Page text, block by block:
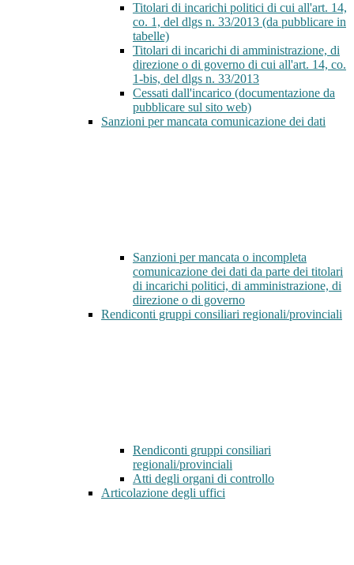
Titolari di incarichi politici di cui all'art. 14,
co. 1, del dlgs n. 33/2013 (da pubblicare in
tabelle)
Titolari di incarichi di amministrazione, di
direzione o di governo di cui all'art. 14, co.
1-bis, del dlgs n. 33/2013
Cessati dall'incarico (documentazione da
pubblicare sul sito web)
Sanzioni per mancata comunicazione dei dati
Sanzioni per mancata o incompleta
comunicazione dei dati da parte dei titolari
di incarichi politici, di amministrazione, di
direzione o di governo
Rendiconti gruppi consiliari regionali/provinciali
Rendiconti gruppi consiliari
regionali/provinciali
Atti degli organi di controllo
Articolazione degli uffici